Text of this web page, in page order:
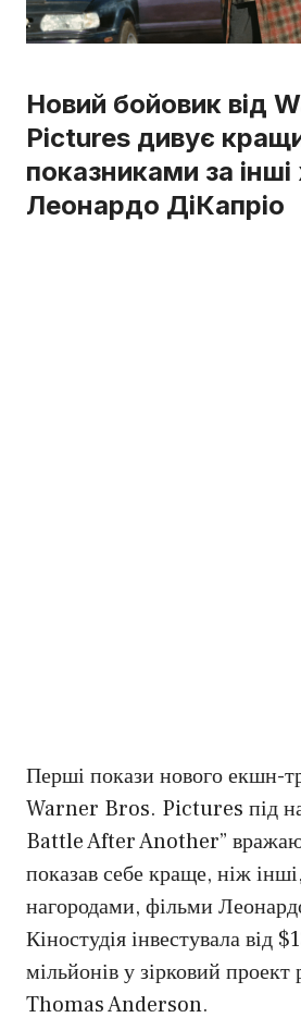
Новий бойовик від
Pictures дивує
показниками за інші
Леонардо ДіКапріо
Перші покази нового екшн-
Warner Bros. Pictures під
Battle After Another”
показав себе краще, ніж
нагородами, фільми
Кіностудія інвестувала від
мільйонів у зірковий
Thomas Anderson.